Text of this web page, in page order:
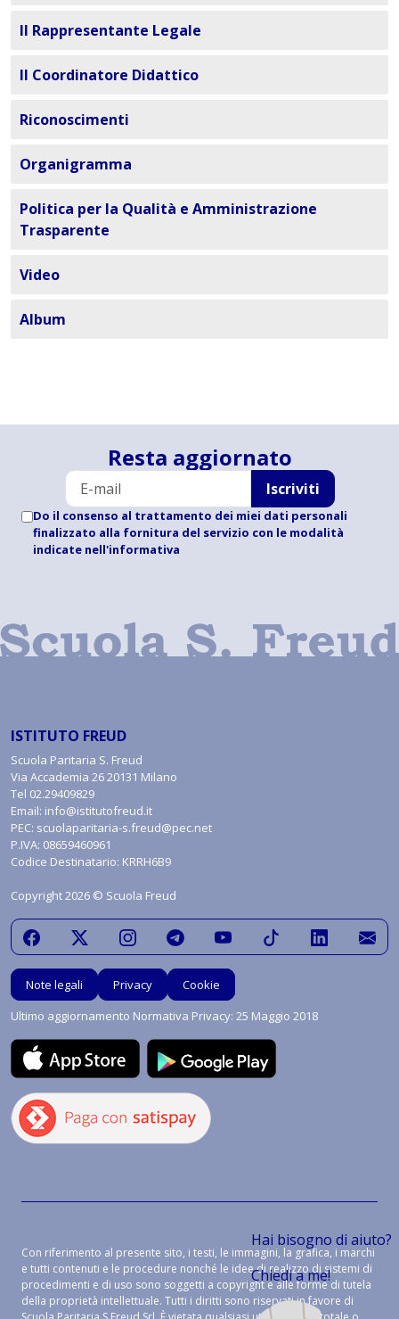
Il Rappresentante Legale
Il Coordinatore Didattico
Riconoscimenti
Organigramma
Politica per la Qualità e Amministrazione
Trasparente
Video
Album
Hai bisogno di aiuto?
Chiedi a me!
Resta aggiornato
Iscriviti
Do il consenso al trattamento dei miei dati personali
finalizzato alla fornitura del servizio con le modalità
indicate nell'informativa
ISTITUTO FREUD
Scuola Paritaria S. Freud
Via Accademia 26 20131 Milano
Tel 02.29409829
Email: info@istitutofreud.it
PEC: scuolaparitaria-s.freud@pec.net
P.IVA: 08659460961
Codice Destinatario: KRRH6B9
Copyright 2026 © Scuola Freud
Note legali Privacy
Cookie
Ultimo aggiornamento Normativa Privacy: 25 Maggio 2018
Con riferimento al presente sito, i testi, le immagini, la grafica, i marchi
e tutti contenuti e le procedure nonché le idee di realizzo di sistemi di
procedimenti e di uso sono soggetti a copyright e alle forme di tutela
della proprietà intellettuale. Tutti i diritti sono riservati in favore di